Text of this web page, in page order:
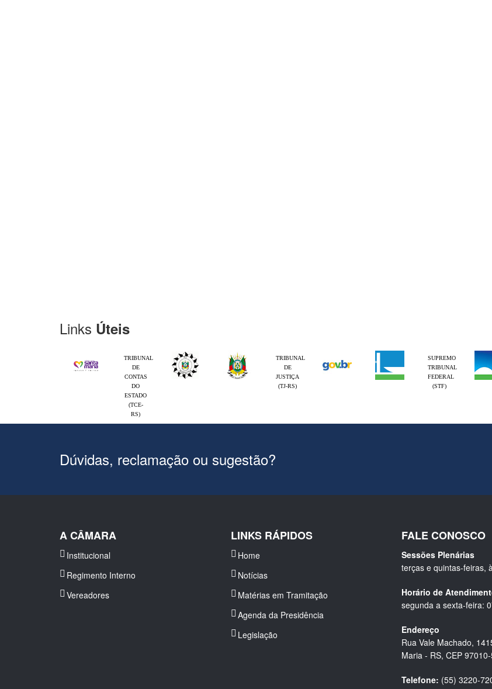
Links Úteis
TRIBUNAL
DE
CONTAS
DO
ESTADO
(TCE-
RS)
TRIBUNAL
DE
JUSTIÇA
(TJ-RS)
SUPREMO
TRIBUNAL
FEDERAL
(STF)
Dúvidas, reclamação ou sugestão?
A CÂMARA
Institucional
Regimento Interno
Vereadores
LINKS RÁPIDOS
Home
Notícias
Matérias em Tramitação
Agenda da Presidência
Legislação
FALE CONOSCO
Sessões Plenárias
terças e quintas-feiras,
Horário de
segunda a sexta-feira:
Endereço
Rua Vale Machado,
Maria - RS, CEP
Telefone: (55) 3220-